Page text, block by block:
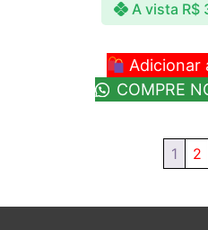
A vista R$
Adicionar
COMPRE
1 2